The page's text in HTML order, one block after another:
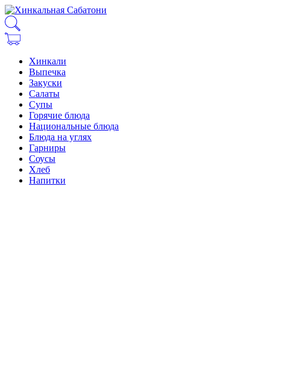
Хинкали
Выпечка
Закуски
Салаты
Супы
Горячие блюда
Национальные блюда
Блюда на углях
Гарниры
Соусы
Хлеб
Напитки